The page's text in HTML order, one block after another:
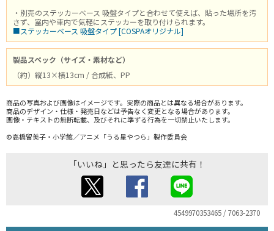
・別売のステッカーベース 吸盤タイプと合わせて使えば、貼った場所を汚
さず、室内や車内で気軽にステッカーを取り付けられます。
■ステッカーベース 吸盤タイプ [COSPAオリジナル]
製品スペック（サイズ・素材など）
（約）縦13×横13cm / 合成紙、PP
商品の写真および画像はイメージです。実際の商品とは異なる場合があります。
商品のデザイン・仕様・発売日などは予告なく変更となる場合があります。
画像・テキストの無断転載、及びそれに準ずる行為を一切禁止いたします。
©高橋留美子・小学館／アニメ「うる星やつら」製作委員会
「いいね」と思ったら友達に共有！
4549970353465 / 7063-2370